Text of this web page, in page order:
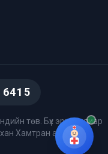
төв. Бүх эрх хуулиар
Хамтран ажиллах: